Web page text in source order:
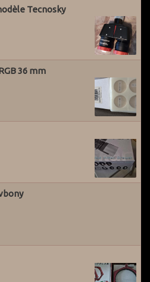
Tecnosky
36 mm